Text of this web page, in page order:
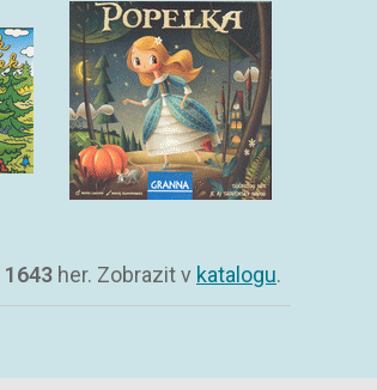
1643 her. Zobrazit v katalogu.